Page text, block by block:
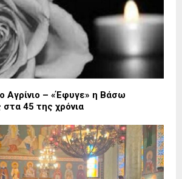
Αγρίνιο – «Έφυγε» η Βάσω
στα 45 της χρόνια